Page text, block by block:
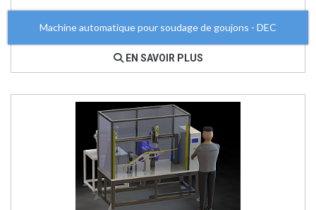
Machine automatique pour soudage de goujons - DEC
EN SAVOIR PLUS